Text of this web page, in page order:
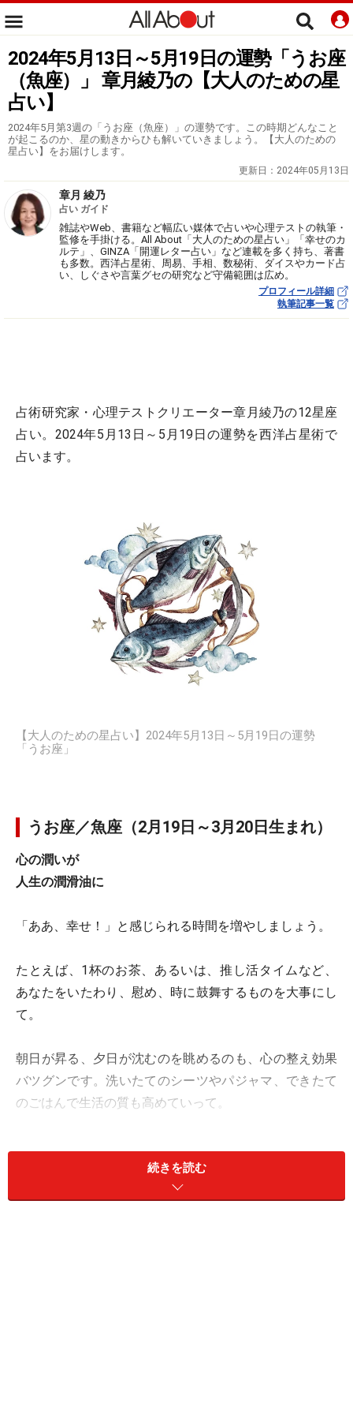
2024年5月13日～5月19日の運勢「うお座
（魚座）」 章月綾乃の【大人のための星
占い】
2024年5月第3週の「うお座（魚座）」の運勢です。この時期どんなこと
が起こるのか、星の動きからひも解いていきましょう。【大人のための
星占い】をお届けします。
更新日： 2024年05月13日
章月 綾乃
占い ガイド
雑誌やWeb、書籍など幅広い媒体で占いや心理テストの執筆・
監修を手掛ける。All About「大人のための星占い」「幸せのカ
ルテ」、GINZA「開運レター占い」など連載を多く持ち、著書
も多数。西洋占星術、周易、手相、数秘術、ダイスやカード占
い、しぐさや言葉グセの研究など守備範囲は広め。
プロフィール詳細
執筆記事一覧
占術研究家・心理テストクリエーター章月綾乃の12星座
占い。2024年5月13日～5月19日の運勢を西洋占星術で
占います。
【大人のための星占い】2024年5月13日～5月19日の運勢
「うお座」
うお座／魚座（2月19日～3月20日生まれ）
心の潤いが
人生の潤滑油に
「ああ、幸せ！」と感じられる時間を増やしましょう。
たとえば、1杯のお茶、あるいは、推し活タイムなど、
あなたをいたわり、慰め、時に鼓舞するものを大事にし
て。
朝日が昇る、夕日が沈むのを眺めるのも、心の整え効果
バツグンです。洗いたてのシーツやパジャマ、できたて
のごはんで生活の質も高めていって。
続きを読む